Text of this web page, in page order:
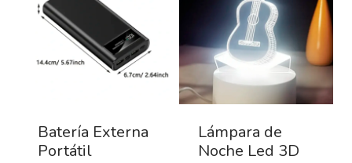
Batería Externa
Portátil
Lámpara de
Noche Led 3D